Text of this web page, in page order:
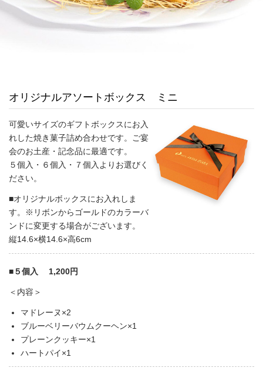
オリジナルアソートボックス ミニ
可愛いサイズのギフトボックスにお入
れした焼き菓子詰め合わせです。ご宴
会のお土産・記念品に最適です。
５個入・６個入・７個入よりお選びく
ださい。
■オリジナルボックスにお入れしま
す。※リボンからゴールドのカラーバ
ンドに変更する場合がございます。
縦14.6×横14.6×高6cm
■５個入 1,200円
＜内容＞
マドレーヌ×2
ブルーベリーバウムクーヘン×1
プレーンクッキー×1
ハートパイ×1